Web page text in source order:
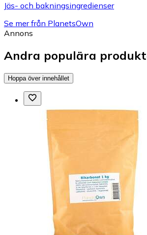
Jäs- och bakningsingredienser
Se mer från PlanetsOwn
Annons
Andra populära
Hoppa över innehållet